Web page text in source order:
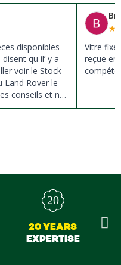
disponibles
qu il’ y a
voir le Stock
Land Rover le
conseils et ne
top du top
★
Vitre
reçue
20 YEARS
EXPERTISE